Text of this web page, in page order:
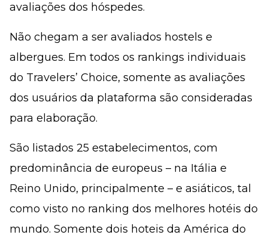
avaliações dos hóspedes.
Não chegam a ser avaliados hostels e
albergues. Em todos os rankings individuais
do Travelers’ Choice, somente as avaliações
dos usuários da plataforma são consideradas
para elaboração.
São listados 25 estabelecimentos, com
predominância de europeus – na Itália e
Reino Unido, principalmente – e asiáticos, tal
como visto no ranking dos melhores hotéis do
mundo. Somente dois hoteis da América do